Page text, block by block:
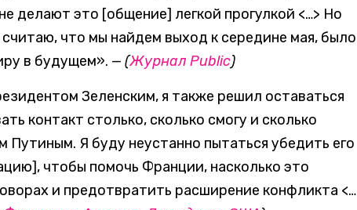
делают это [общение] легкой прогулкой <…> Но
что мы найдем выход к середине мая, было
в будущем». — (Журнал Public)
Зеленским, я также решил оставаться
контакт столько, сколько смогу и сколько
Путиным. Я буду неустанно пытаться убедить его
чтобы помочь Франции, насколько это
и предотвратить расширение конфликта <…